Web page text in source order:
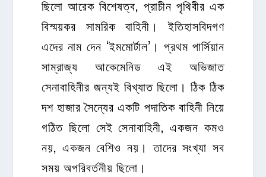
ছিলো আরেক বিশেষত্ব, প্রাচীন পৃথিবীর এক
বিস্ময়কর সামরিক বাহিনী। ইতিহাসবিদগণ
এদের নাম দেন ‘ইমমোর্টাল’। প্রথম পার্সিয়ান
সাম্রাজ্য আকেমেনিড এই অভিজাত
সেনাবাহিনীর জন্যই বিখ্যাত ছিলো। ঠিক ঠিক
দশ হাজার সৈন্যের একটি পদাতিক বাহিনী নিয়ে
গঠিত ছিলো সেই সেনাবাহিনী, একজন কমও
নয়, একজন বেশিও নয়। তাদের সংখ্যা সব
সময় অপরিবর্তনীয় ছিলো।